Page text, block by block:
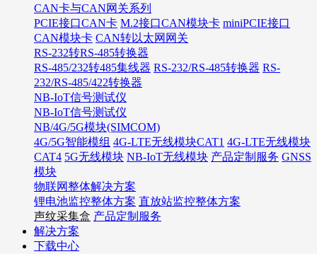
CAN卡与CAN网关系列
PCIE接口CAN卡 M.2接口CAN模块卡 miniPCIE接口
CAN模块卡 CAN转以太网网关
RS-232转RS-485转换器
RS-485/232转485集线器 RS-232/RS-485转换器 RS-
232/RS-485/422转换器
NB-IoT信号测试仪
NB-IoT信号测试仪
NB/4G/5G模块(SIMCOM)
4G/5G智能模组 4G-LTE无线模块CAT1 4G-LTE无线模块
CAT4 5G无线模块 NB-IoT无线模块 产品定制服务 GNSS
模块
物联网整体解决方案
锂电池监控整体方案 直放站监控整体方案
声纹采集盒 产品定制服务
解决方案
下载中心